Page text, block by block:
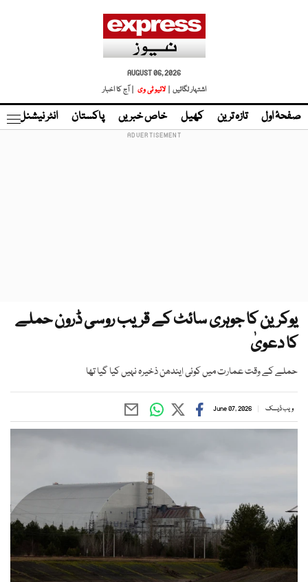
AUGUST 06, 2026
اشتہار لگائیں |
لائیو ٹی وی | آج کا اخبار
صفحۂ اول تازہ ترین کھیل خاص خبریں پاکستان انٹر نیشنل
یوکرین کا جوہری سائٹ کے قریب روسی ڈرون حملے
کا دعویٰ
حملے کے وقت عمارت میں کوئی ایندھن ذخیرہ نہیں کیا گیا تھا
ویب ڈیسک June 07, 2026